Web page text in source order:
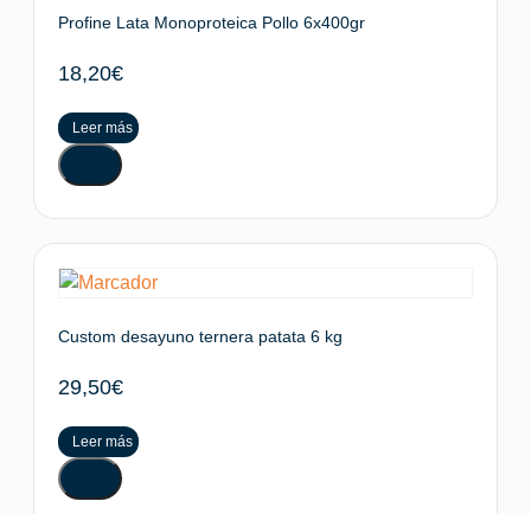
Profine Lata Monoproteica Pollo 6x400gr
18,20€
Leer más
Custom desayuno ternera patata 6 kg
29,50€
Leer más